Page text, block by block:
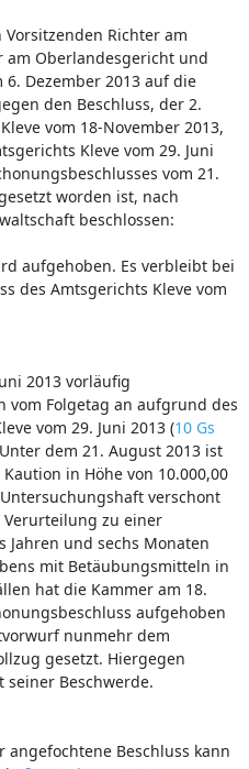
Richter am
am Oberlandesgericht und
Dezember 2013 auf die
den Beschluss, der 2.
vom 18-November 2013,
Kleve vom 29. Juni
vom 21.
worden ist, nach
beschlossen:
aufgehoben. Es verbleibt bei
des Amtsgerichts Kleve vom
2013 vorläufig
vom Folgetag an aufgrund des
vom 29. Juni 2013 (10 Gs
dem 21. August 2013 ist
in Höhe von 10.000,00
verschont
zu einer
Jahren und sechs Monaten
mit Betäubungsmitteln in
hat die Kammer am 18.
aufgehoben
nunmehr dem
gesetzt. Hiergegen
Beschwerde.
angefochtene Beschluss kann